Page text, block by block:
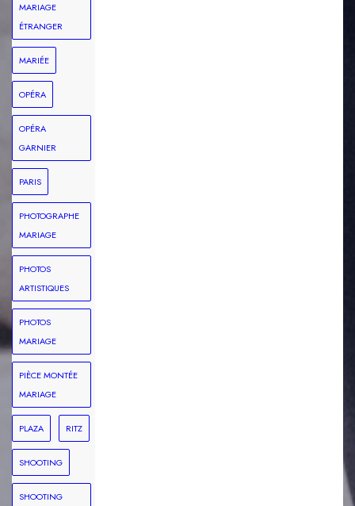
MARIAGE
ÉTRANGER
MARIÉE
OPÉRA
OPÉRA
GARNIER
PARIS
PHOTOGRAPHE
MARIAGE
PHOTOS
ARTISTIQUES
PHOTOS
MARIAGE
PIÈCE MONTÉE
MARIAGE
PLAZA RITZ
SHOOTING
SHOOTING